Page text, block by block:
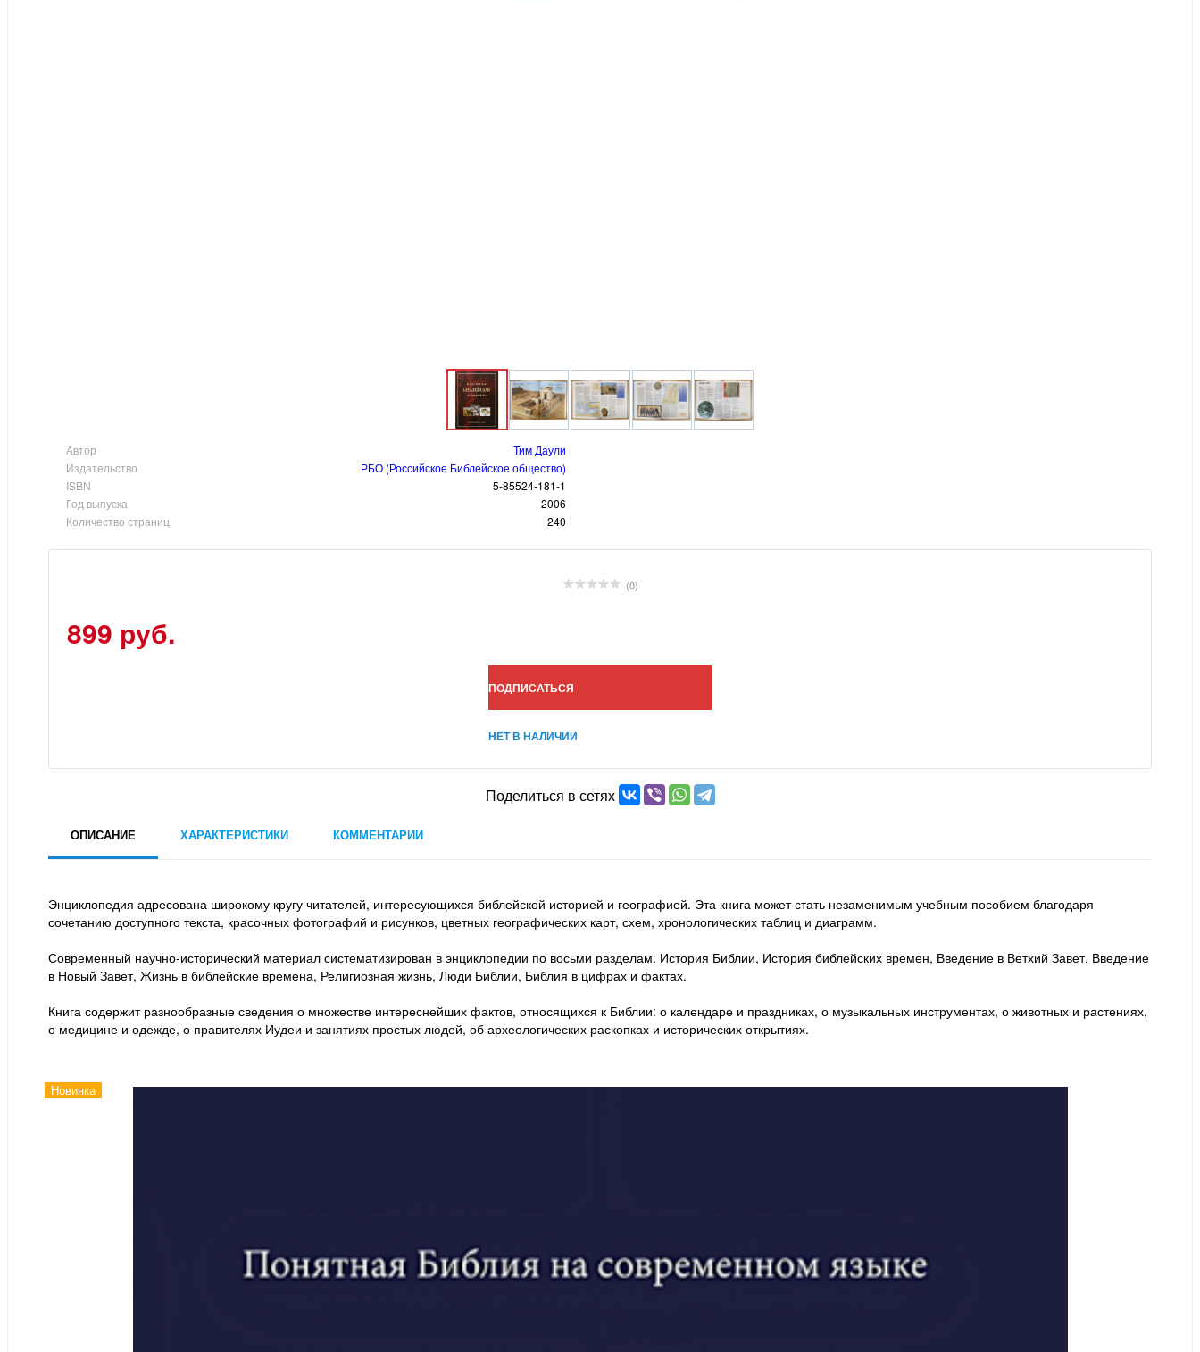
Автор
Тим Даули
Издательство
РБО (Российское Библейское общество)
ISBN
5-85524-181-1
Год выпуска
2006
Количество страниц
240
(0)
899 руб.
ПОДПИСАТЬСЯ
НЕТ В НАЛИЧИИ
Поделиться в сетях
ОПИСАНИЕ ХАРАКТЕРИСТИКИ КОММЕНТАРИИ
Энциклопедия адресована широкому кругу читателей, интересующихся библейской историей и географией. Эта книга может стать незаменимым учебным пособием благодаря
сочетанию доступного текста, красочных фотографий и рисунков, цветных географических карт, схем, хронологических таблиц и диаграмм.
Современный научно-исторический материал систематизирован в энциклопедии по восьми разделам: История Библии, История библейских времен, Введение в Ветхий Завет, Введение
в Новый Завет, Жизнь в библейские времена, Религиозная жизнь, Люди Библии, Библия в цифрах и фактах.
Книга содержит разнообразные сведения о множестве интереснейших фактов, относящихся к Библии: о календаре и праздниках, о музыкальных инструментах, о животных и растениях,
о медицине и одежде, о правителях Иудеи и занятиях простых людей, об археологических раскопках и исторических открытиях.
Новинка